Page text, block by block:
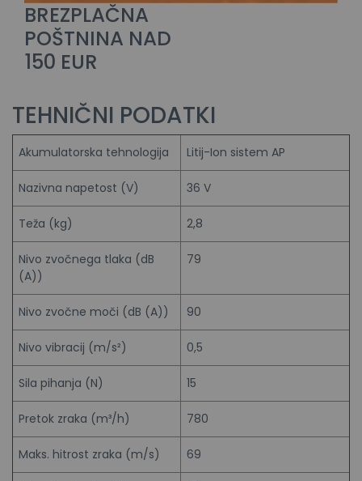
BREZPLAČNA
POŠTNINA NAD
150 EUR
TEHNIČNI PODATKI
Akumulatorska tehnologija Litij-Ion sistem AP
Nazivna napetost (V) 36 V
Teža (kg) 2,8
Nivo zvočnega tlaka (dB
(A))
79
Nivo zvočne moči (dB (A)) 90
Nivo vibracij (m/s²) 0,5
Sila pihanja (N) 15
Pretok zraka (m³/h) 780
Maks. hitrost zraka (m/s) 69